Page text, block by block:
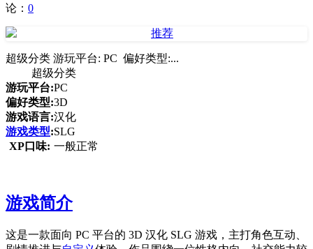
论： 0
超级分类 游玩平台: PC 偏好类型:...
超级分类
游玩平台:PC
偏好类型:3D
游戏语言:汉化
游戏类型:SLG
XP口味: 一般正常
游戏简介
这是一款面向 PC 平台的 3D 汉化 SLG 游戏，主打角色互动、